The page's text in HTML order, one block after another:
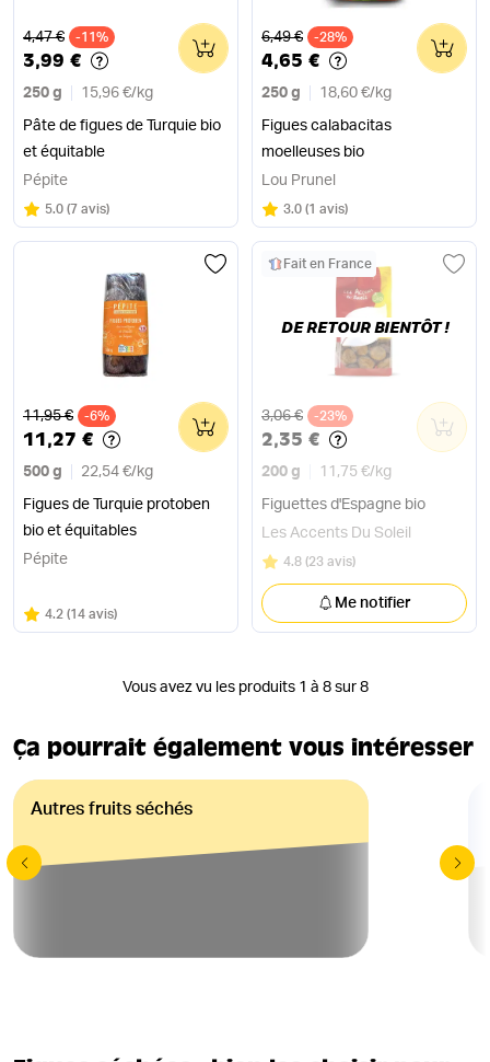
Ancien prix
4,47 € -11%
3,99 €
250 g 15,96 €/ kg
Pâte de figues de Turquie bio
et équitable
0
Pépite
Note
5.0 sur 5
(7 avis)
Ancien prix
6,49 € -28%
4,65 €
250 g 18,60 €/ kg
Figues calabacitas
moelleuses bio
0
Lou Prunel
Note
3.0 sur 5
(1 avis)
Ancien prix
11,95 € -6%
11,27 €
500 g 22,54 €/ kg
Figues de Turquie protoben
bio et équitables
0
Pépite
Note
4.2 sur 5
(14 avis)
Fait en France
Ancien prix
3,06 € -23%
2,35 €
200 g 11,75 €/ kg
Figuettes d'Espagne bio
0
Les Accents Du Soleil
Note
4.8 sur 5
(23 avis)
DE RETOUR BIENTÔT !
Me notifier
Vous avez vu les produits 1 à 8 sur 8
Ça pourrait également vous intéresser
Autres fruits séchés